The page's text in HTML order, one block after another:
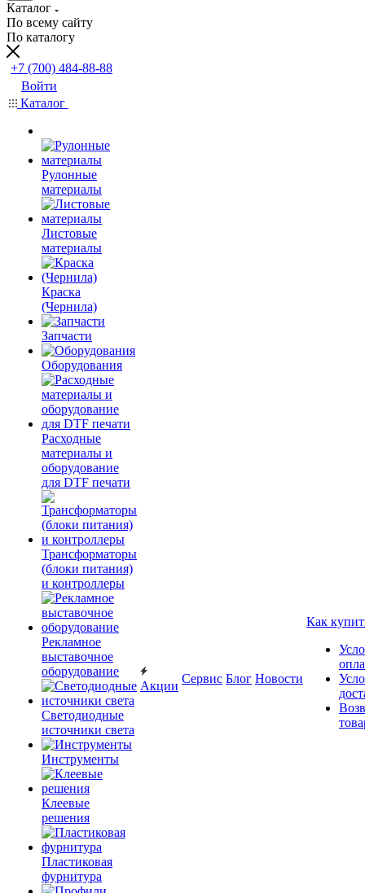
Каталог
По всему сайту
По каталогу
+7 (700) 484-88-88
Войти
Каталог
Рулонные
материалы
Листовые
материалы
Краска
(Чернила)
Запчасти
Оборудования
Расходные
материалы и
оборудование
для DTF печати
Трансформаторы
(блоки питания)
и контроллеры
Рекламное
выставочное
оборудование
Светодиодные
источники света
Инструменты
Клеевые
решения
Пластиковая
фурнитура
Акции
Сервис Блог Новости
Как